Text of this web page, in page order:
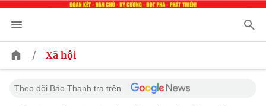
/ Xã hội
Theo dõi Báo Thanh tra trên